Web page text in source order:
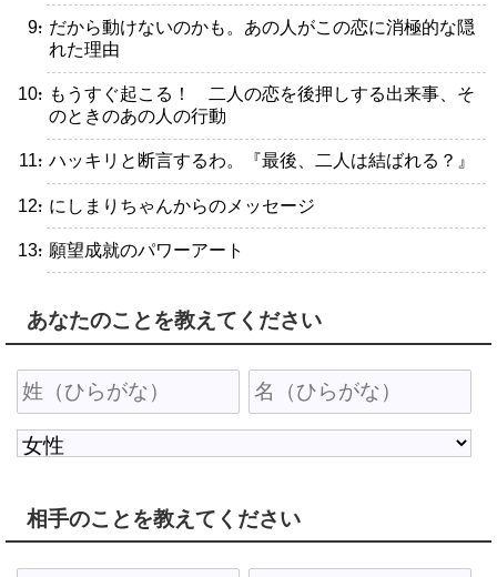
・だから動けないのかも。あの人がこの恋に消極的な隠
れた理由
・もうすぐ起こる！ 二人の恋を後押しする出来事、そ
のときのあの人の行動
・ハッキリと断言するわ。『最後、二人は結ばれる？』
・にしまりちゃんからのメッセージ
・願望成就のパワーアート
あなたのことを教えてください
相手のことを教えてください